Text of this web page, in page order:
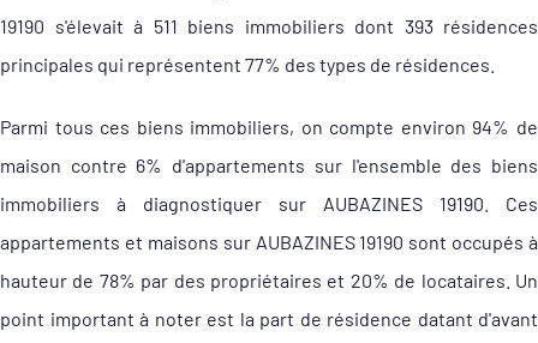
19190 s'élevait à 511 biens immobiliers dont 393 résidences
principales qui représentent 77% des types de résidences.
Parmi tous ces biens immobiliers, on compte environ 94% de
maison contre 6% d'appartements sur l'ensemble des biens
immobiliers à diagnostiquer sur AUBAZINES 19190. Ces
appartements et maisons sur AUBAZINES 19190 sont occupés à
hauteur de 78% par des propriétaires et 20% de locataires. Un
point important à noter est la part de résidence datant d'avant